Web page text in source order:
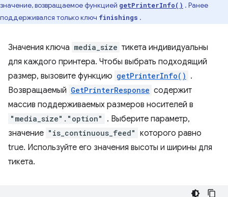
значение, возвращаемое функцией getPrinterInfo() . Ранее
поддерживался только ключ finishings .
Значения ключа media_size тикета индивидуальны
для каждого принтера. Чтобы выбрать подходящий
размер, вызовите функцию getPrinterInfo() .
Возвращаемый GetPrinterResponse содержит
массив поддерживаемых размеров носителей в
"media_size"."option"
. Выберите параметр,
значение "is_continuous_feed" которого равно
true. Используйте его значения высоты и ширины для
тикета.